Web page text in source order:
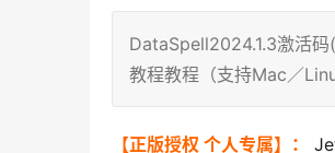
DataSpell2024.1.3激活
教程教程（支持Mac／
【正版授权 个人专属】：